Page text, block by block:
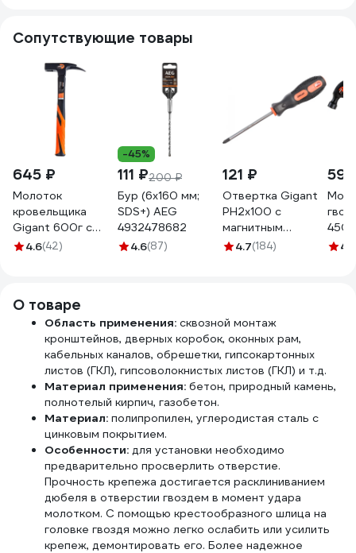
Сопутствующие товары
645 ₽
Молоток
кровельщика
Gigant 600г c
фибергласовой
4.6(42)
-45%
111 ₽200 ₽
Бур (6x160 мм;
SDS+) AEG
4932478682
4.6(87)
121 ₽
Отвертка Gigant
PH2x100 с
магнитным
наконечником GS
4.7(184)
4.9
О товаре
Область применения: сквозной монтаж
кронштейнов, дверных коробок, оконных рам,
кабельных каналов, обрешетки, гипсокартонных
листов (ГКЛ), гипсоволокнистых листов (ГКЛ) и т.д.
Материал применения: бетон, природный камень,
полнотелый кирпич, газобетон.
Материал: полипропилен, углеродистая сталь с
цинковым покрытием.
Особенности: для установки необходимо
предварительно просверлить отверстие.
Прочность крепежа достигается расклиниванием
дюбеля в отверстии гвоздем в момент удара
молотком. С помощью крестообразного шлица на
головке гвоздя можно легко ослабить или усилить
крепеж, демонтировать его. Более надежное